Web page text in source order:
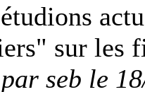
sur les
seb le